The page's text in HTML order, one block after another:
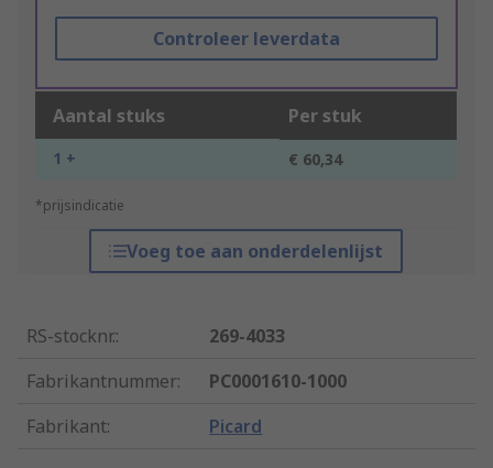
Controleer leverdata
Aantal stuks Per stuk
1 + € 60,34
*prijsindicatie
Voeg toe aan onderdelenlijst
RS-stocknr.:
269-4033
Fabrikantnummer:
PC0001610-1000
Fabrikant: Picard